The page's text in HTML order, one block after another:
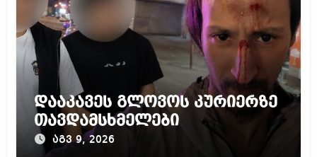
დააკავეს გლოვოს კურიერზე
თავდამსხმელები
აგვ 9, 2026